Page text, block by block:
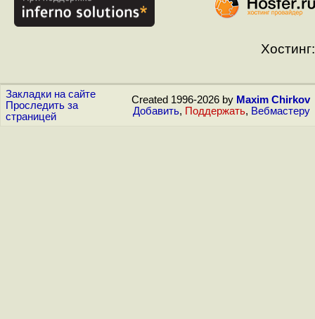
Хостинг:
Закладки на сайте
Проследить за
страницей
Created 1996-2026 by Maxim Chirkov
Добавить, Поддержать, Вебмастеру